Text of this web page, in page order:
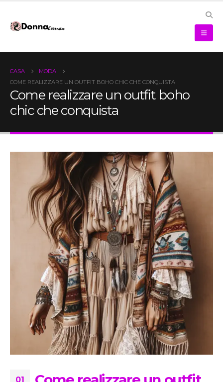
CASA
MODA
COME REALIZZARE UN OUTFIT BOHO CHIC CHE CONQUISTA
Come realizzare un outfit boho
chic che conquista
01